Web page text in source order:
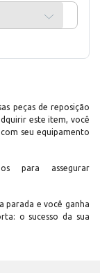
peças de reposição
este item, você
seu equipamento
para assegurar
parada e você ganha
o sucesso da sua